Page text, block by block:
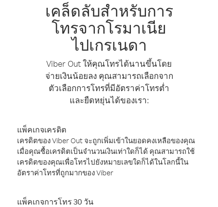
เคล็ดลับสำหรับการ
โทรจากโรมาเนีย
ไปเกรเนดา
Viber Out ให้คุณโทรได้นานขึ้นโดย
จ่ายเงินน้อยลง คุณสามารถเลือกจาก
ตัวเลือกการโทรที่มีอัตราค่าโทรต่ำ
และยืดหยุ่นได้ของเรา:
แพ็คเกจเครดิต
เครดิตของ Viber Out จะถูกเพิ่มเข้าในยอดคงเหลือของคุณ
เมื่อคุณซื้อเครดิตเป็นจำนวนเงินเท่าใดก็ได้ คุณสามารถใช้
เครดิตของคุณเพื่อโทรไปยังหมายเลขใดก็ได้ในโลกนี้ใน
อัตราค่าโทรที่ถูกมากของ Viber
แพ็คเกจการโทร 30 วัน